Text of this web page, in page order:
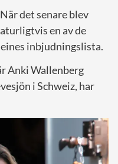
det senare blev
en av de
inbjudningslista.
Anki Wallenberg
i Schweiz, har